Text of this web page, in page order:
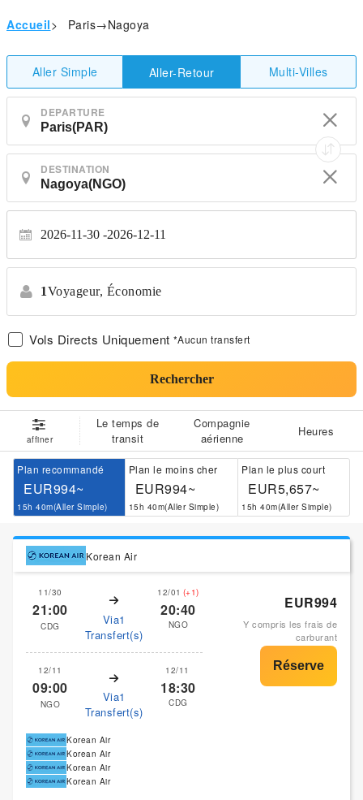
Accueil> Paris→Nagoya
Aller Simple Aller-Retour Multi-Villes
DEPARTURE
DESTINATION
2026-11-30 2026-12-11
1Voyageur, Économie
Vols Directs Uniquement *Aucun transfert
Rechercher
affiner
Le temps de
transit
Compagnie
aérienne
Heures
Plan recommandé
EUR994~
15h 40m(Aller Simple)
Plan le moins cher
EUR994~
15h 40m(Aller Simple)
Plan le plus court
EUR5,657~
15h 40m(Aller Simple)
Korean Air
11/30
21:00
CDG
Via1
Transfert(s)
12/01 (+1)
20:40
NGO
12/11
09:00
NGO
Via1
Transfert(s)
12/11
18:30
CDG
EUR994
Y compris les frais de
carburant
Korean Air
Korean Air
Korean Air
Korean Air